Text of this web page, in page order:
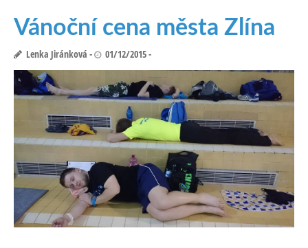
Vánoční cena města Zlína
Lenka Jiránková 01/12/2015